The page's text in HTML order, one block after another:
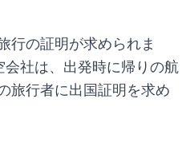
行の証明が求められま
社は、出発時に帰りの航
旅行者に出国証明を求め